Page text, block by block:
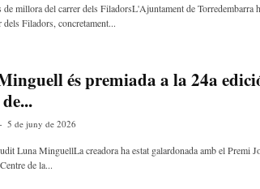
millora del carrer dels FiladorsL'Ajuntament de Torredembarra
Filadors, concretament...
és premiada a la 24a
- 5 de juny de 2026
Luna MinguellLa creadora ha estat galardonada amb el Premi
de la...